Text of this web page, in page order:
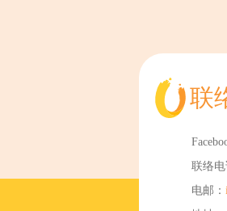
联
联络电
电邮：